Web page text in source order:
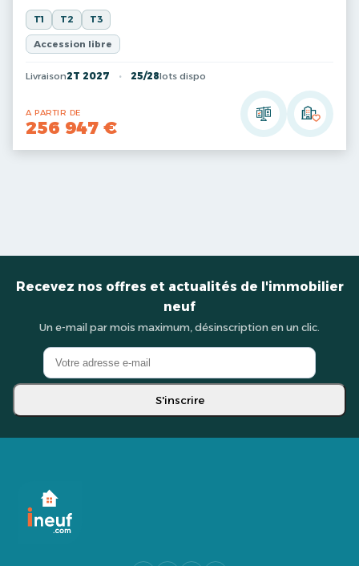
T1 T2 T3
Accession libre
Livraison2T 2027 25/28lots dispo
A PARTIR DE
256 947 €
Recevez nos offres et actualités de l'immobilier
neuf
Un e-mail par mois maximum, désinscription en un clic.
S'inscrire